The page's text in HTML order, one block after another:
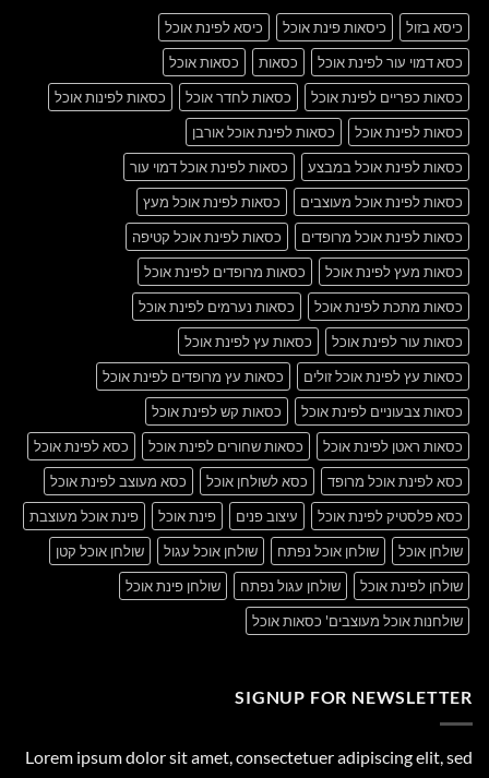
כיסא בזול כיסאות פינת אוכל
כיסא לפינת אוכל
כסא דמוי עור לפינת אוכל
כסאות
כסאות אוכל
כסאות כפריים לפינת אוכל
כסאות לחדר אוכל
כסאות לפינות אוכל
כסאות לפינת אוכל
כסאות לפינת אוכל אורבן
כסאות לפינת אוכל במבצע
כסאות לפינת אוכל דמוי עור
כסאות לפינת אוכל מעוצבים
כסאות לפינת אוכל מעץ
כסאות לפינת אוכל מרופדים
כסאות לפינת אוכל קטיפה
כסאות מעץ לפינת אוכל
כסאות מרופדים לפינת אוכל
כסאות מתכת לפינת אוכל
כסאות נערמים לפינת אוכל
כסאות עור לפינת אוכל
כסאות עץ לפינת אוכל
כסאות עץ לפינת אוכל זולים
כסאות עץ מרופדים לפינת אוכל
כסאות צבעוניים לפינת אוכל
כסאות קש לפינת אוכל
כסאות ראטן לפינת אוכל
כסאות שחורים לפינת אוכל
כסא לפינת אוכל
כסא לפינת אוכל מרופד
כסא לשולחן אוכל
כסא מעוצב לפינת אוכל
כסא פלסטיק לפינת אוכל
עיצוב פנים פינת אוכל
פינת אוכל מעוצבת
שולחן אוכל
שולחן אוכל נפתח שולחן אוכל עגול
שולחן אוכל קטן
שולחן לפינת אוכל
שולחן עגול נפתח
שולחן פינת אוכל
שולחנות אוכל מעוצבים' כסאות אוכל
SIGNUP FOR NEWSLETTER
Lorem ipsum dolor sit amet, consectetuer adipiscing elit, sed